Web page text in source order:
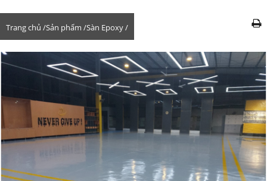
Trang chủ /Sản phẩm /Sàn Epoxy /